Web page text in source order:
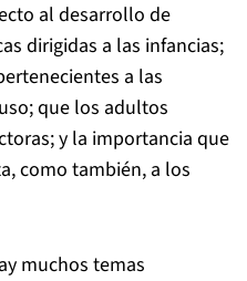
al desarrollo de
dirigidas a las infancias;
a las
que los adultos
y la importancia que
como también, a los
muchos temas